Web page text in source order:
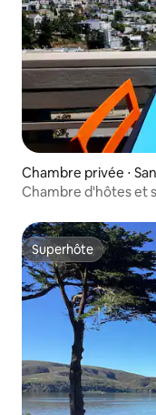
Chambre privée ⋅
Chambre d'hôtes et
Superhôte
Superhôte